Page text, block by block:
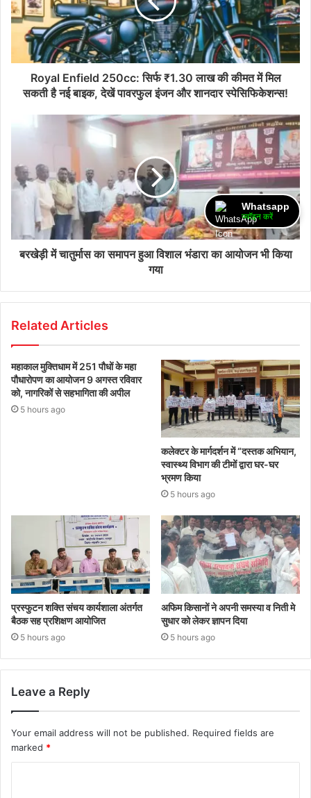
Royal Enfield 250cc: सिर्फ ₹1.30 लाख की कीमत में मिल
सकती है नई बाइक, देखें पावरफुल इंजन और शानदार स्पेसिफिकेशन्स!
बरखेड़ी में चातुर्मास का समापन हुआ विशाल भंडारा का आयोजन भी किया
गया
Related Articles
महाकाल मुक्तिधाम में 251 पौधों के महा
पौधारोपण का आयोजन 9 अगस्त रविवार
को, नागरिकों से सहभागिता की अपील
5 hours ago
कलेक्टर के मार्गदर्शन में “दस्तक अभियान,‌
स्वास्थ्य विभाग की टीमों द्वारा घर-घर
भ्रमण किया
5 hours ago
प्रस्फुटन शक्ति संचय कार्यशाला अंतर्गत
बैठक सह प्रशिक्षण आयोजित
5 hours ago
अफिम किसानों ने अपनी समस्या व निती मे
सुधार को लेकर ज्ञापन दिया
5 hours ago
Leave a Reply
Your email address will not be published. Required fields are
marked *
Whatsapp
ज्वॉइन करें